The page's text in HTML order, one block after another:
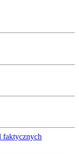
faktycznych